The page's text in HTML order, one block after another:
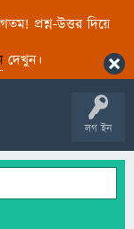
প্রশ্ন-উত্তর দিয়ে
দেখুন।
লগ ইন